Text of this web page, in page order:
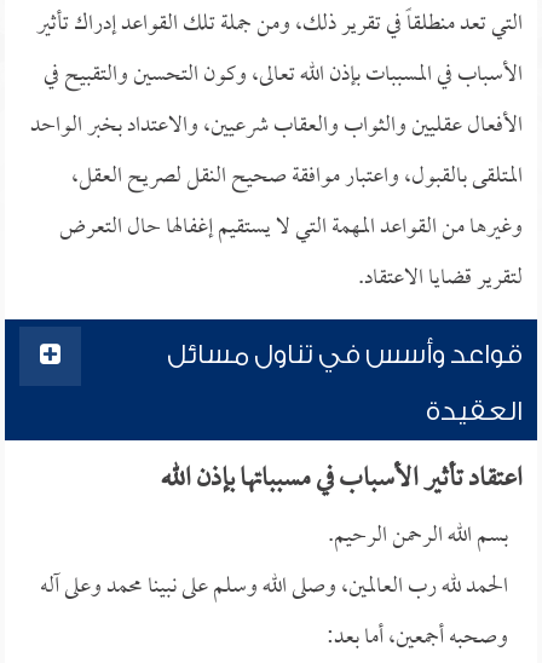
التي تعد منطلقاً في تقرير ذلك، ومن جملة تلك القواعد إدراك تأثير
الأسباب في المسببات بإذن الله تعالى، وكون التحسين والتقبيح في
الأفعال عقليين والثواب والعقاب شرعيين، والاعتداد بخبر الواحد
المتلقى بالقبول، واعتبار موافقة صحيح النقل لصريح العقل،
وغيرها من القواعد المهمة التي لا يستقيم إغفالها حال التعرض
لتقرير قضايا الاعتقاد.
قواعد وأسس في تناول مسائل
العقيدة
اعتقاد تأثير الأسباب في مسبباتها بإذن الله
بسم الله الرحمن الرحيم.
الحمد لله رب العالمين، وصلى الله وسلم على نبينا محمد وعلى آله
وصحبه أجمعين، أما بعد: